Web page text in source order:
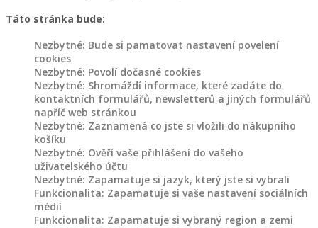
KONTAKT
Táto stránka bude:
Nezbytné: Bude si pamatovat nastavení povelení
cookies
Nezbytné: Povolí dočasné cookies
Nezbytné: Shromáždí informace, které zadáte do
kontaktních formulářů, newsletterů a jiných formulářů
napříč web stránkou
Nezbytné: Zaznamená co jste si vložili do nákupního
košíku
Nezbytné: Ověří vaše přihlášení do vašeho
uživatelského účtu
Nezbytné: Zapamatuje si jazyk, který jste si vybrali
Funkcionalita: Zapamatuje si vaše nastavení sociálních
médií
Funkcionalita: Zapamatuje si vybraný region a zemi